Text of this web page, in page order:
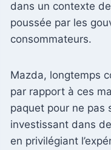
dans un contexte
poussée par les
consommateurs.
Mazda, longtemps
par rapport à ces
paquet pour ne pas
investissant dans
en privilégiant